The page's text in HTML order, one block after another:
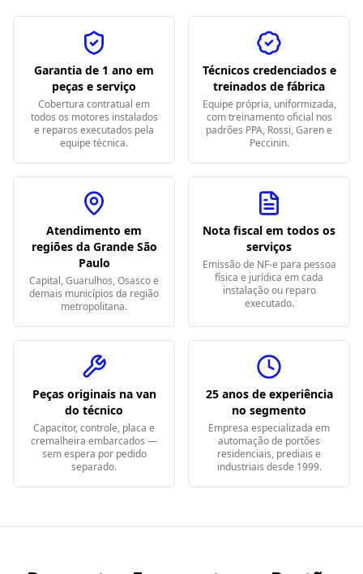
Garantia de 1 ano em
peças e serviço
Cobertura contratual em
todos os motores instalados
e reparos executados pela
equipe técnica.
Técnicos credenciados e
treinados de fábrica
Equipe própria, uniformizada,
com treinamento oficial nos
padrões PPA, Rossi, Garen e
Peccinin.
Atendimento em
regiões da Grande São
Paulo
Capital, Guarulhos, Osasco e
demais municípios da região
metropolitana.
Nota fiscal em todos os
serviços
Emissão de NF-e para pessoa
física e jurídica em cada
instalação ou reparo
executado.
Peças originais na van
do técnico
Capacitor, controle, placa e
cremalheira embarcados —
sem espera por pedido
separado.
25 anos de experiência
no segmento
Empresa especializada em
automação de portões
residenciais, prediais e
industriais desde 1999.